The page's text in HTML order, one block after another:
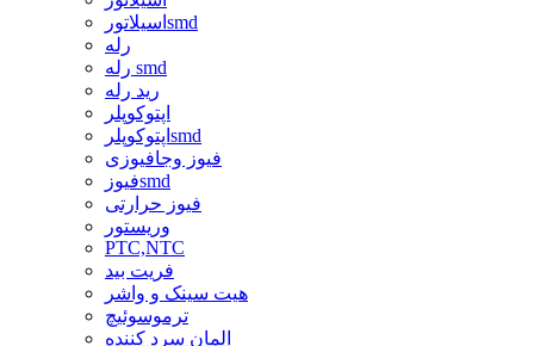
اسیلاتورsmd
رله
رله smd
رید رله
اپتوکوپلر
اپتوکوپلرsmd
فیوز وجافیوزی
فیوزsmd
فیوز حرارتی
وریستور
PTC,NTC
فریت بید
هیت سینک و واشر
ترموسوئیچ
المان سرد کننده